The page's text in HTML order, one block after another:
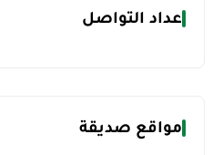
عداد التواصل
مواقع صديقة